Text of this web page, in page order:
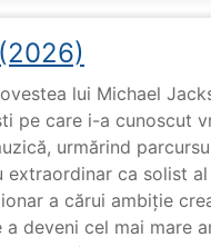
lui Michael
pe care i-a cunoscut
urmărind
extraordinar ca solist
a cărui ambiție
a deveni cel mai mare